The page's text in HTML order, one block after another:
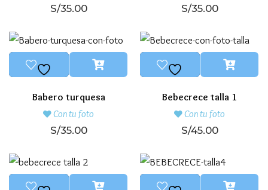
S/35.00 S/35.00
Babero turquesa
Con tu foto
S/35.00
Bebecrece talla 1
Con tu foto
S/45.00